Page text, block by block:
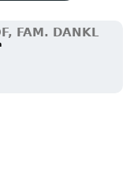
FAM. DANKL